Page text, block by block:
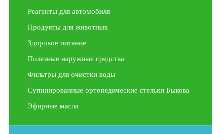
Реагенты для автомобиля
Продукты для животных
Здоровое питание
Полезные наружные средства
Фильтры для очистки воды
Супинированные ортопедические стельки Быкова
Эфирные масла